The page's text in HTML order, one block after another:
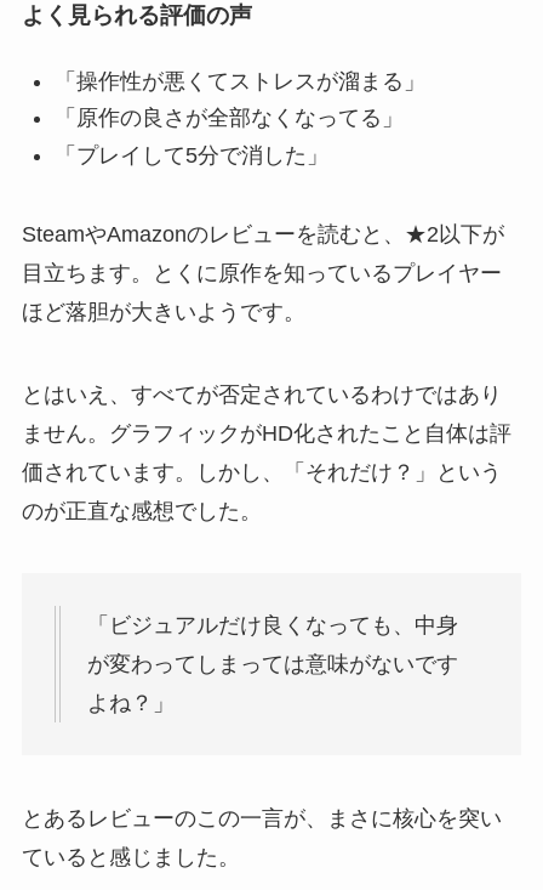
よく見られる評価の声
「操作性が悪くてストレスが溜まる」
「原作の良さが全部なくなってる」
「プレイして5分で消した」
SteamやAmazonのレビューを読むと、★2以下が
目立ちます。とくに原作を知っているプレイヤー
ほど落胆が大きいようです。
とはいえ、すべてが否定されているわけではあり
ません。グラフィックがHD化されたこと自体は評
価されています。しかし、「それだけ？」という
のが正直な感想でした。
「ビジュアルだけ良くなっても、中身
が変わってしまっては意味がないです
よね？」
とあるレビューのこの一言が、まさに核心を突い
ていると感じました。